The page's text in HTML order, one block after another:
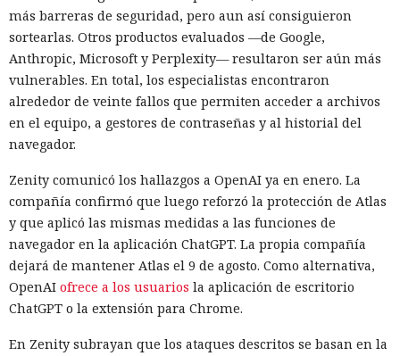
más barreras de seguridad, pero aun así consiguieron
sortearlas. Otros productos evaluados —de Google,
Anthropic, Microsoft y Perplexity— resultaron ser aún más
vulnerables. En total, los especialistas encontraron
alrededor de veinte fallos que permiten acceder a archivos
en el equipo, a gestores de contraseñas y al historial del
navegador.
Zenity comunicó los hallazgos a OpenAI ya en enero. La
compañía confirmó que luego reforzó la protección de Atlas
y que aplicó las mismas medidas a las funciones de
navegador en la aplicación ChatGPT. La propia compañía
dejará de mantener Atlas el 9 de agosto. Como alternativa,
OpenAI ofrece a los usuarios la aplicación de escritorio
ChatGPT o la extensión para Chrome.
En Zenity subrayan que los ataques descritos se basan en la